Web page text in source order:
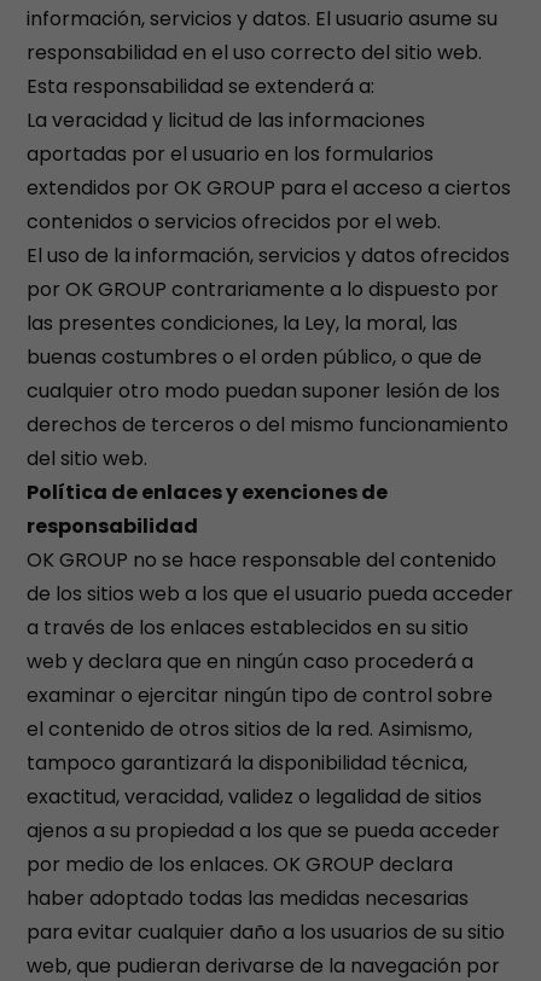
información, servicios y datos. El usuario asume su
responsabilidad en el uso correcto del sitio web.
Esta responsabilidad se extenderá a:
La veracidad y licitud de las informaciones
aportadas por el usuario en los formularios
extendidos por OK GROUP para el acceso a ciertos
contenidos o servicios ofrecidos por el web.
El uso de la información, servicios y datos ofrecidos
por OK GROUP contrariamente a lo dispuesto por
las presentes condiciones, la Ley, la moral, las
buenas costumbres o el orden público, o que de
cualquier otro modo puedan suponer lesión de los
derechos de terceros o del mismo funcionamiento
del sitio web.
Política de enlaces y exenciones de
responsabilidad
OK GROUP no se hace responsable del contenido
de los sitios web a los que el usuario pueda acceder
a través de los enlaces establecidos en su sitio
web y declara que en ningún caso procederá a
examinar o ejercitar ningún tipo de control sobre
el contenido de otros sitios de la red. Asimismo,
tampoco garantizará la disponibilidad técnica,
exactitud, veracidad, validez o legalidad de sitios
ajenos a su propiedad a los que se pueda acceder
por medio de los enlaces. OK GROUP declara
haber adoptado todas las medidas necesarias
para evitar cualquier daño a los usuarios de su sitio
web, que pudieran derivarse de la navegación por